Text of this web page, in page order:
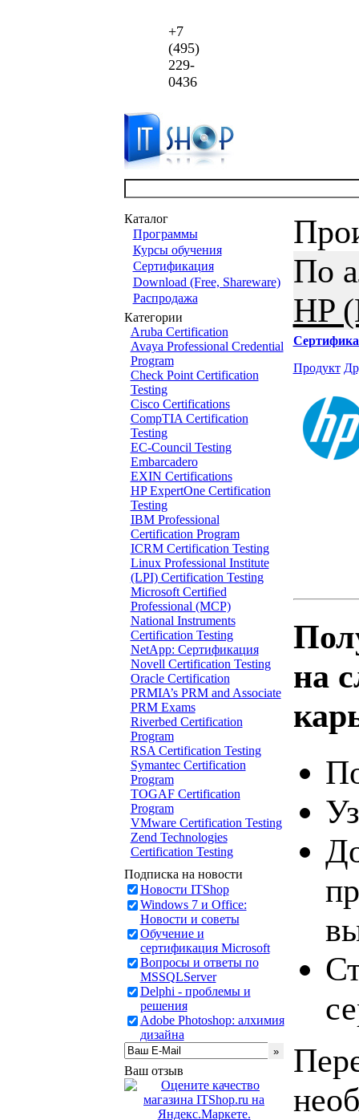
+7
(495)
229-
0436
Каталог
Программы
Курсы обучения
Сертификация
Download (Free, Shareware)
Распродажа
Категории
Aruba Certification
Avaya Professional Credential
Program
Check Point Certification
Testing
Cisco Certifications
CompTIA Certification
Testing
EC-Council Testing
Embarcadero
EXIN Certifications
HP ExpertOne Certification
Testing
IBM Professional
Certification Program
ICRM Certification Testing
Linux Professional Institute
(LPI) Certification Testing
Microsoft Certified
Professional (MCP)
National Instruments
Certification Testing
NetApp: Сертификация
Novell Certification Testing
Oracle Certification
PRMIA’s PRM and Associate
PRM Exams
Riverbed Certification
Program
RSA Certification Testing
Symantec Certification
Program
TOGAF Certification
Program
VMware Certification Testing
Zend Technologies
Certification Testing
Подписка на новости
Новости ITShop
Windows 7 и Office:
Новости и советы
Обучение и
сертификация Microsoft
Вопросы и ответы по
MSSQLServer
Delphi - проблемы и
решения
Adobe Photoshop: алхимия
дизайна
Ваш отзыв
По
HP
Продукт
на